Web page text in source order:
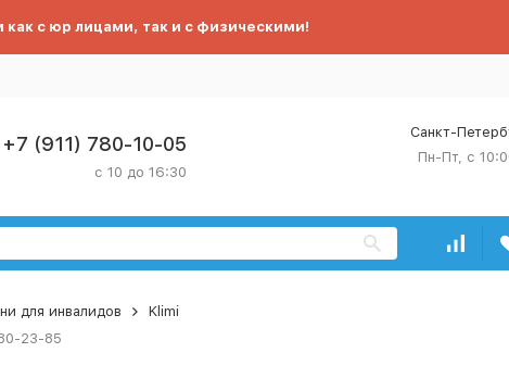
с юр лицами, так и с физическими!
+7 (911) 780-10-05
с 10 до 16:30
Санкт-
Пн-Пт, с
для инвалидов
Klimi
23-85